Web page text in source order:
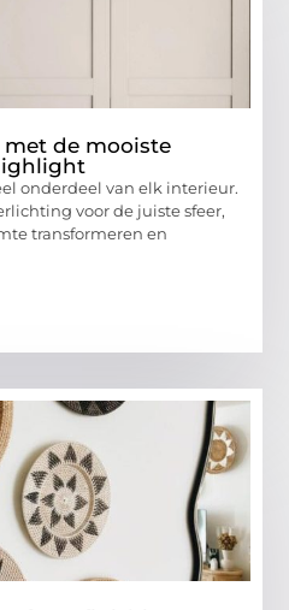
de mooiste
onderdeel van elk interieur.
voor de juiste sfeer,
transformeren en